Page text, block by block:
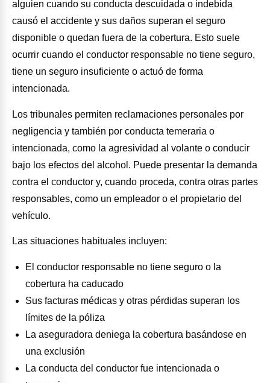
alguien cuando su conducta descuidada o indebida
causó el accidente y sus daños superan el seguro
disponible o quedan fuera de la cobertura. Esto suele
ocurrir cuando el conductor responsable no tiene seguro,
tiene un seguro insuficiente o actuó de forma
intencionada.
Los tribunales permiten reclamaciones personales por
negligencia y también por conducta temeraria o
intencionada, como la agresividad al volante o conducir
bajo los efectos del alcohol. Puede presentar la demanda
contra el conductor y, cuando proceda, contra otras partes
responsables, como un empleador o el propietario del
vehículo.
Las situaciones habituales incluyen:
El conductor responsable no tiene seguro o la
cobertura ha caducado
Sus facturas médicas y otras pérdidas superan los
límites de la póliza
La aseguradora deniega la cobertura basándose en
una exclusión
La conducta del conductor fue intencionada o